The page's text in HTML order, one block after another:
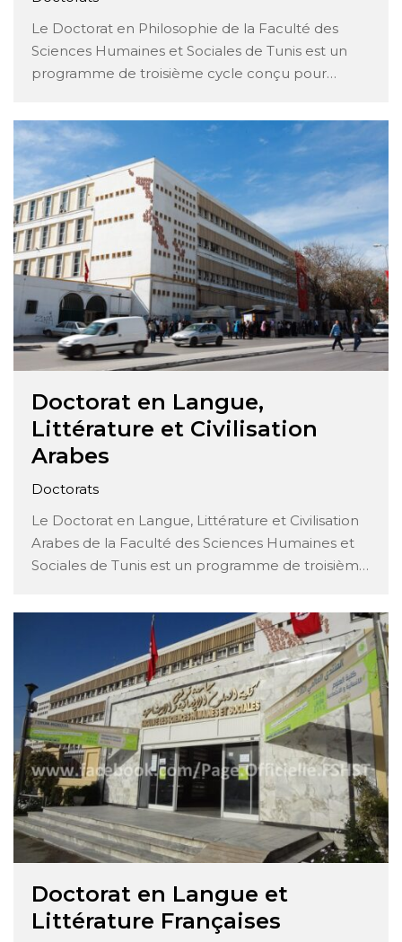
Le Doctorat en Philosophie de la Faculté des
Sciences Humaines et Sociales de Tunis est un
programme de troisième cycle conçu pour
hautement qualifiés dans le domaine de la
philosophie. Ce programme offre aux étudiants
une opportunité exceptionnelle d’approfondir
leur compréhension des questions
fondamentales …
Doctorat en Langue,
Littérature et Civilisation
Arabes
Doctorats
Le Doctorat en Langue, Littérature et Civilisation
Arabes de la Faculté des Sciences Humaines et
Sociales de Tunis est un programme de troisième
universitaires hautement qualifiés dans le
domaine de la langue arabe, de sa littérature et
de sa civilisation. Ce programme …
Doctorat en Langue et
Littérature Françaises